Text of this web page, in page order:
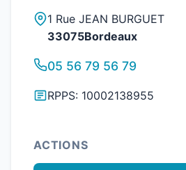
1 Rue JEAN BURGUET
33075Bordeaux
05 56 79 56 79
RPPS: 10002138955
ACTIONS